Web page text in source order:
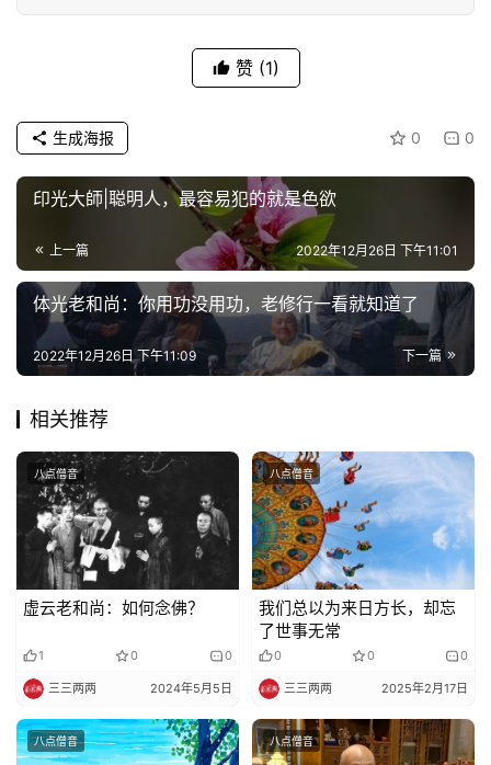
专
益
慈
善
佛
教
人
院
礼
视
纪
佛
教
艺
登录 注册
赞 (1)
0 0
生成海报
印光大師|聪明人，最容易犯的就是色欲
上一篇 2022年12月26日 下午11:01
体光老和尚：你用功没用功，老修行一看就知道了
下一篇
2022年12月26日 下午11:09
相关推荐
八点僧音
虚云老和尚：​如何念佛​？
1 0 0
三三两两 2024年5月5日
八点僧音
我们总以为来日方长，却忘
了世事无常
0 0 0
三三两两 2025年2月17日
八点僧音 八点僧音